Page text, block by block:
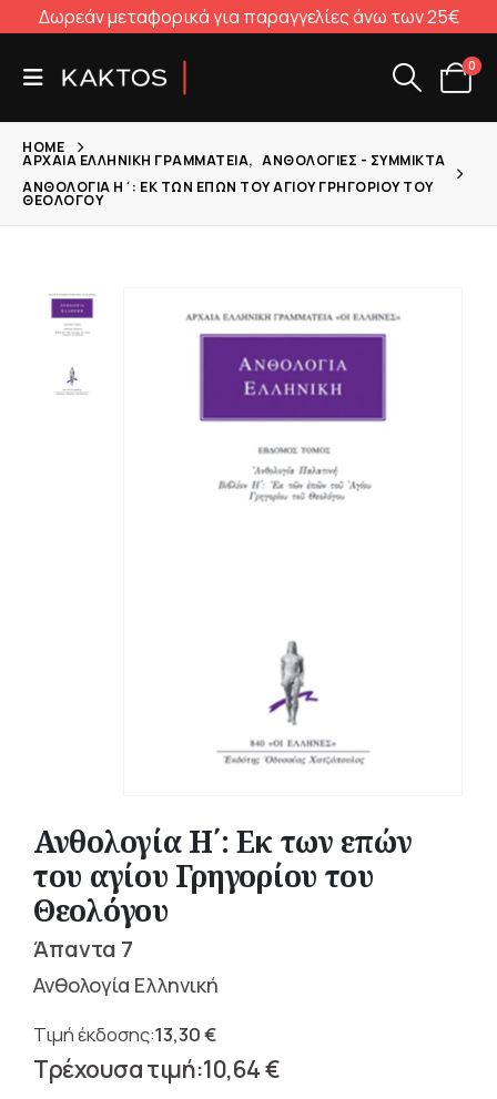
Δωρεάν μεταφορικά για παραγγελίες άνω των 25€
0
HOME
ΑΡΧΑΊΑ ΕΛΛΗΝΙΚΉ ΓΡΑΜΜΑΤΕΊΑ, ΑΝΘΟΛΟΓΊΕΣ - ΣΎΜΜΙΚΤΑ
ΑΝΘΟΛΟΓΊΑ Η΄: ΕΚ ΤΩΝ ΕΠΏΝ ΤΟΥ ΑΓΊΟΥ ΓΡΗΓΟΡΊΟΥ ΤΟΥ
ΘΕΟΛΌΓΟΥ
Ανθολογία Η΄: Εκ των επών
του αγίου Γρηγορίου του
Θεολόγου
Άπαντα 7
Ανθολογία Ελληνική
13,30€
Original
price 10,64€